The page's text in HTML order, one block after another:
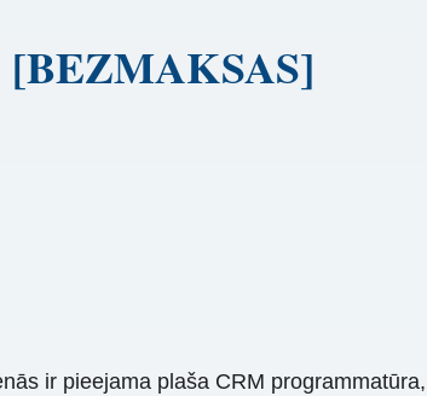
[BEZMAKSAS]
ir pieejama plaša CRM